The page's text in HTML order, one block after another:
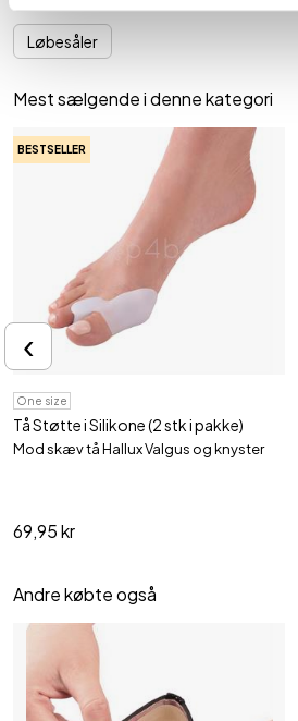
Løbesåler
Mest sælgende i denne kategori
BESTSELLER
One size
Tå Støtte i Silikone (2 stk i pakke)
Mod skæv tå Hallux Valgus og knyster
69,95 kr
‹
Andre købte også